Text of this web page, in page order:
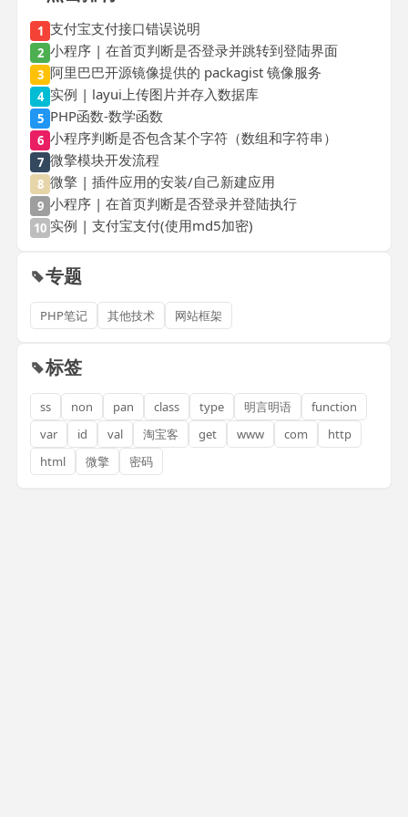
1 支付宝支付接口错误说明
2 小程序 | 在首页判断是否登录并跳转到登陆界面
3 阿里巴巴开源镜像提供的 packagist 镜像服务
4 实例 | layui上传图片并存入数据库
5 PHP函数-数学函数
6 小程序判断是否包含某个字符（数组和字符串）
7 微擎模块开发流程
8 微擎 | 插件应用的安装/自己新建应用
9 小程序 | 在首页判断是否登录并登陆执行
10 实例 | 支付宝支付(使用md5加密)
专题
PHP笔记 其他技术 网站框架
标签
ss non pan class type 明言明语
function
var
id val 淘宝客 get www com
http
html
微擎 密码